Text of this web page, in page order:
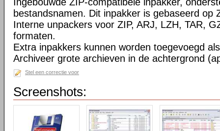
bestandsnamen. Dit inpakker is gebaseerd op
Interne unpackers voor ZIP, ARJ, LZH, TAR,
formaten.
Extra inpakkers kunnen worden toegevoegd
Archiveer grote archieven in de achtergrond
Stel een correctie voor
Screenshots: